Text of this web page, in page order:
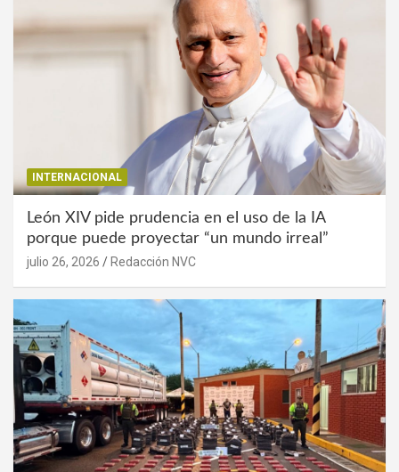
INTERNACIONAL
León XIV pide prudencia en el uso de la IA
porque puede proyectar “un mundo irreal”
julio 26, 2026 Redacción NVC